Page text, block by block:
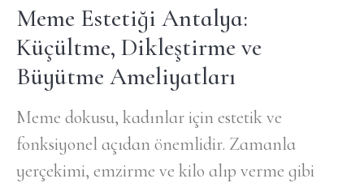
Meme Estetiği Antalya:
Küçültme, Dikleştirme ve
Büyütme Ameliyatları
Meme dokusu, kadınlar için estetik ve
fonksiyonel açıdan önemlidir. Zamanla
yerçekimi, emzirme ve kilo alıp verme gibi